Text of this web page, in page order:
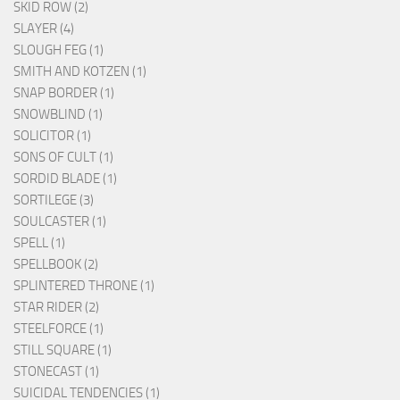
SKID ROW (2)
SLAYER (4)
SLOUGH FEG (1)
SMITH AND KOTZEN (1)
SNAP BORDER (1)
SNOWBLIND (1)
SOLICITOR (1)
SONS OF CULT (1)
SORDID BLADE (1)
SORTILEGE (3)
SOULCASTER (1)
SPELL (1)
SPELLBOOK (2)
SPLINTERED THRONE (1)
STAR RIDER (2)
STEELFORCE (1)
STILL SQUARE (1)
STONECAST (1)
SUICIDAL TENDENCIES (1)